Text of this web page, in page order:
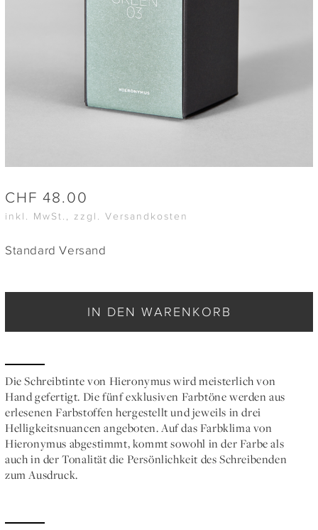
CHF 48.00
inkl. MwSt., zzgl. Versandkosten
Standard Versand
IN DEN WARENKORB
Die Schreibtinte von Hieronymus wird meisterlich von
Hand gefertigt. Die fünf exklusiven Farbtöne werden aus
erlesenen Farbstoffen hergestellt und jeweils in drei
Helligkeitsnuancen angeboten. Auf das Farbklima von
Hieronymus abgestimmt, kommt sowohl in der Farbe als
auch in der Tonalität die Persönlichkeit des Schreibenden
zum Ausdruck.